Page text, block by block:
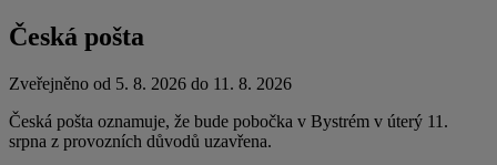
Česká pošta
Zveřejněno od 5. 8. 2026 do 11. 8. 2026
Česká pošta oznamuje, že bude pobočka v Bystrém v úterý 11.
srpna z provozních důvodů uzavřena.